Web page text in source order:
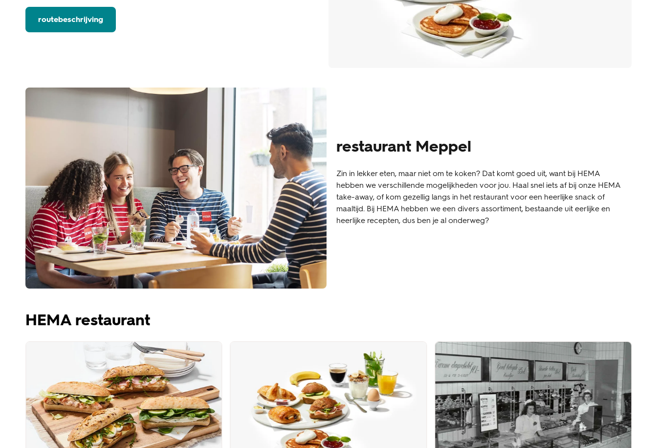
routebeschrijving
restaurant Meppel
Zin in lekker eten, maar niet om te koken? Dat komt goed uit, want bij HEMA
hebben we verschillende mogelijkheden voor jou. Haal snel iets af bij onze HEMA
take-away, of kom gezellig langs in het restaurant voor een heerlijke snack of
maaltijd. Bij HEMA hebben we een divers assortiment, bestaande uit eerlijke en
heerlijke recepten, dus ben je al onderweg?
HEMA restaurant